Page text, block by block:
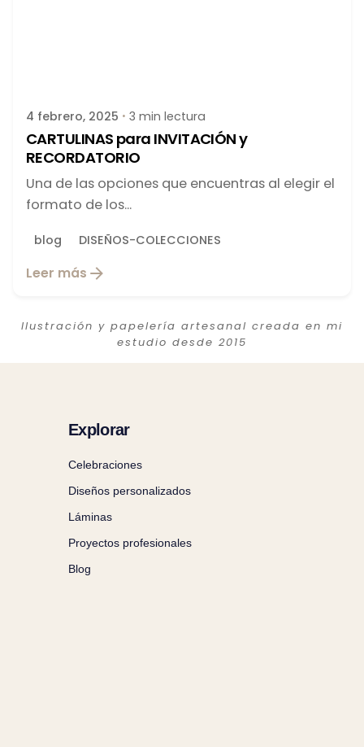
4 febrero, 2025 3 min lectura
CARTULINAS para INVITACIÓN y
RECORDATORIO
Una de las opciones que encuentras al elegir el
formato de los...
blog DISEÑOS-COLECCIONES
Leer más
Ilustración y papelería artesanal creada en mi
estudio desde 2015
Explorar
Celebraciones
Diseños personalizados
Láminas
Proyectos profesionales
Blog